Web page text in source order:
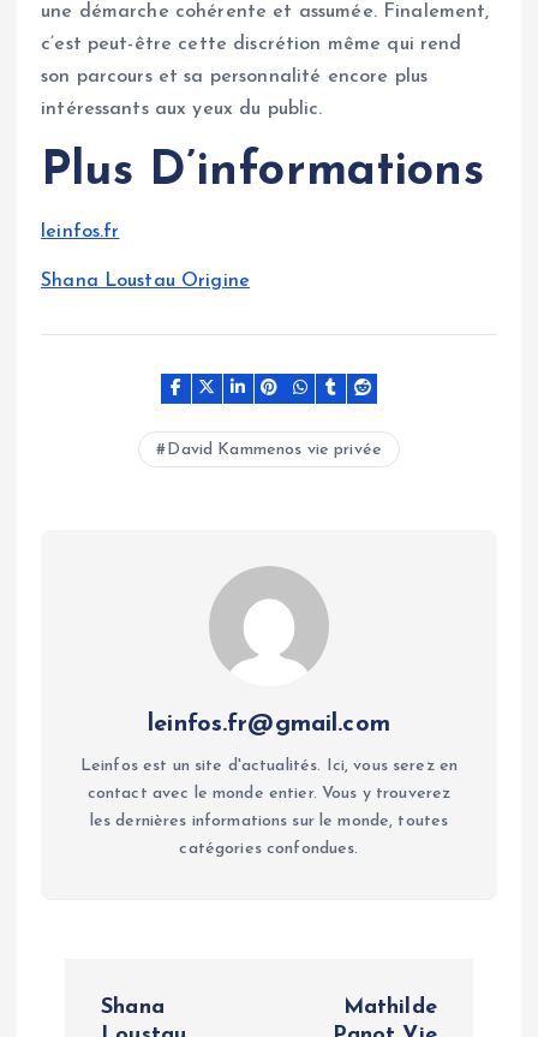
une démarche cohérente et assumée. Finalement,
c’est peut-être cette discrétion même qui rend
son parcours et sa personnalité encore plus
intéressants aux yeux du public.
Plus D’informations
leinfos.fr
Shana Loustau Origine
David Kammenos vie privée
leinfos.fr@gmail.com
Leinfos est un site d'actualités. Ici, vous serez en
contact avec le monde entier. Vous y trouverez
les dernières informations sur le monde, toutes
catégories confondues.
Shana
Mathilde